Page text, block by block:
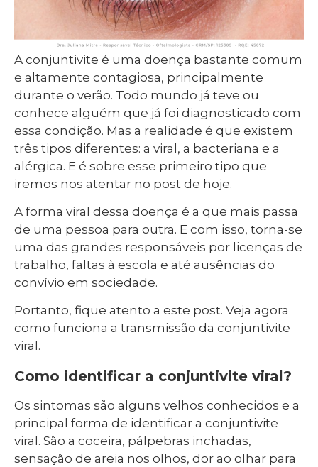
A conjuntivite é uma doença bastante comum
e altamente contagiosa, principalmente
durante o verão. Todo mundo já teve ou
conhece alguém que já foi diagnosticado com
essa condição. Mas a realidade é que existem
três tipos diferentes: a viral, a bacteriana e a
alérgica. E é sobre esse primeiro tipo que
iremos nos atentar no post de hoje.
A forma viral dessa doença é a que mais passa
de uma pessoa para outra. E com isso, torna-se
uma das grandes responsáveis por licenças de
trabalho, faltas à escola e até ausências do
convívio em sociedade.
Portanto, fique atento a este post. Veja agora
como funciona a transmissão da conjuntivite
viral.
Como identificar a conjuntivite viral?
Os sintomas são alguns velhos conhecidos e a
principal forma de identificar a conjuntivite
viral. São a coceira, pálpebras inchadas,
sensação de areia nos olhos, dor ao olhar para